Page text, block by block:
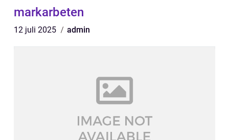
markarbeten
12 juli 2025 admin